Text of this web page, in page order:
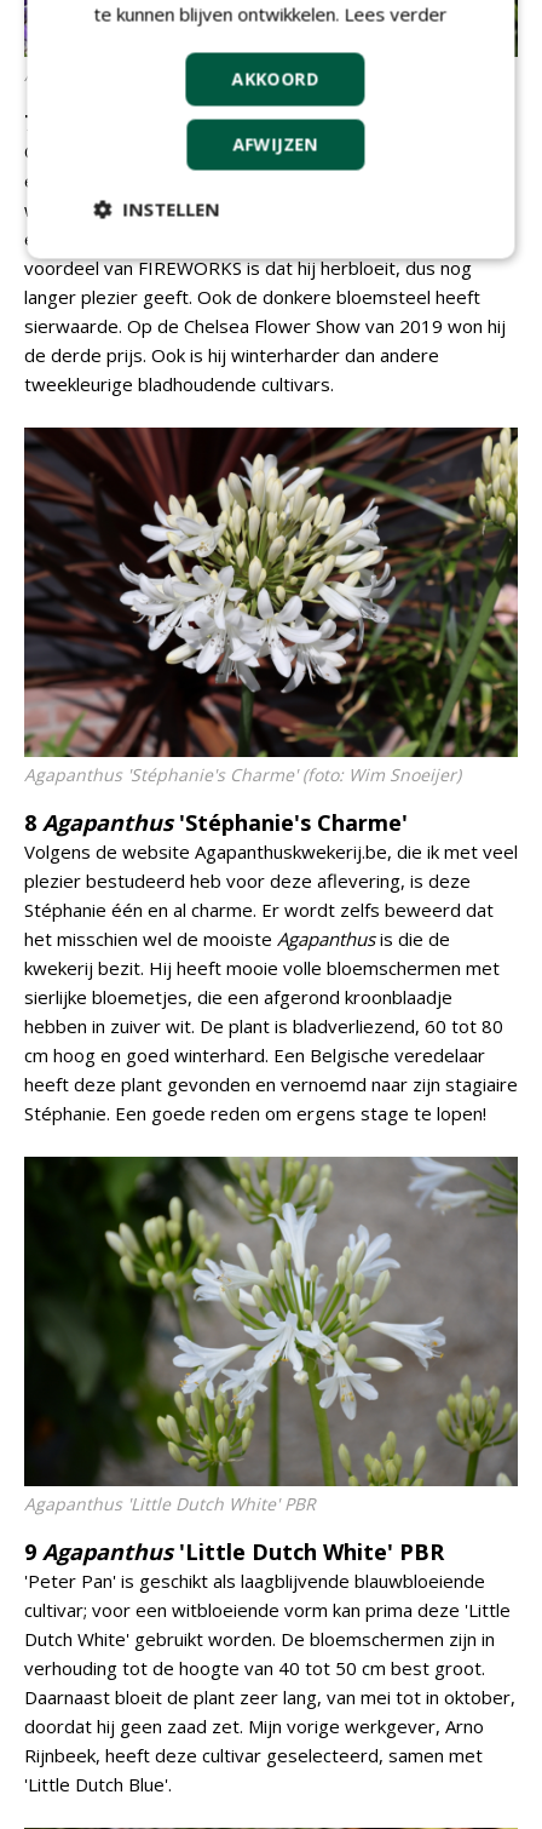
Agapanthus 'MDB001' PBR FIREWORKS (foto: Wim Snoeijer)
7 'MDB001' PBR FIREWORKS
Qua uitstraling lijken FIREWORKS en 'Twister' erg op
elkaar. De bloem verloopt van donkerblauw bij de kelk naar
wit langs de rand. Het verschil zit hem in het blad. De
eerste is bladhoudend, de tweede is bladverliezend. Een
voordeel van FIREWORKS is dat hij herbloeit, dus nog
langer plezier geeft. Ook de donkere bloemsteel heeft
sierwaarde. Op de Chelsea Flower Show van 2019 won hij
de derde prijs. Ook is hij winterharder dan andere
tweekleurige bladhoudende cultivars.
Agapanthus'Stéphanie's Charme' (foto: Wim Snoeijer)
8 Agapanthus'Stéphanie's Charme'
Volgens de website Agapanthuskwekerij.be, die ik met veel
plezier bestudeerd heb voor deze aflevering, is deze
Stéphanie één en al charme. Er wordt zelfs beweerd dat
het misschien wel de mooiste Agapanthusis die de
kwekerij bezit. Hij heeft mooie volle bloemschermen met
sierlijke bloemetjes, die een afgerond kroonblaadje
hebben in zuiver wit. De plant is bladverliezend, 60 tot 80
cm hoog en goed winterhard. Een Belgische veredelaar
heeft deze plant gevonden en vernoemd naar zijn stagiaire
Stéphanie. Een goede reden om ergens stage te lopen!
Agapanthus'Little Dutch White' PBR
9 Agapanthus'Little Dutch White' PBR
'Peter Pan' is geschikt als laagblijvende blauwbloeiende
cultivar; voor een witbloeiende vorm kan prima deze 'Little
Dutch White' gebruikt worden. De bloemschermen zijn in
verhouding tot de hoogte van 40 tot 50 cm best groot.
Daarnaast bloeit de plant zeer lang, van mei tot in oktober,
doordat hij geen zaad zet. Mijn vorige werkgever, Arno
Rijnbeek, heeft deze cultivar geselecteerd, samen met
'Little Dutch Blue'.
te kunnen blijven ontwikkelen. Lees verder
AKKOORD
AFWIJZEN
INSTELLEN